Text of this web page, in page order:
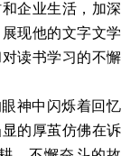
企业生活，加深
现他的文字文学
对读书学习的不懈
神中闪烁着回忆
显的厚茧仿佛在诉